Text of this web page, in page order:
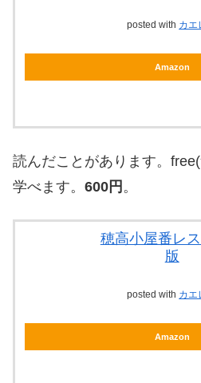
posted with カエ
Amazon
読んだことがあります。
学べます。 600円 。
穂高小屋番レ
版
posted with カエ
Amazon